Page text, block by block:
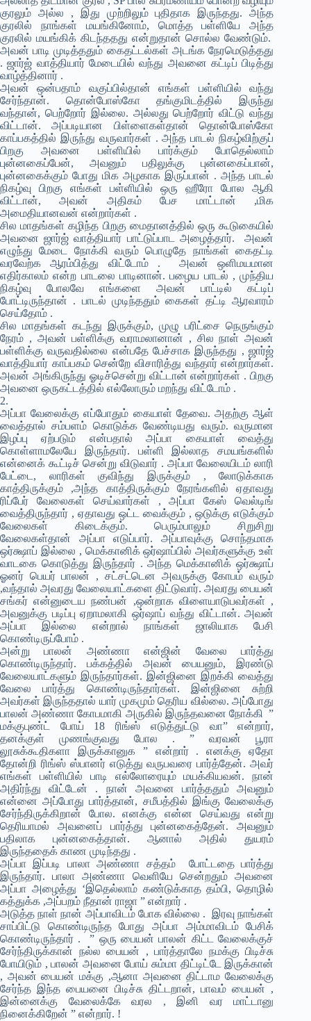
குரலும் அல்ல , இது முற்றிலும் புதிதாக இருந்தது. அந்த
குரலில் நாங்கள் மயங்கினோம், மொத்த பள்ளியே அந்த
குரலில் மயங்கிக் கிடந்ததது என்றுதான் சொல்ல வேண்டும்.
அவன் பாடி முடித்ததும் கைதட்டல்கள் அடங்க நேரமெடுத்தது
. ஜார்ஜ் வாத்தியார் மேடையில் வந்து அவனை கட்டிப் பிடித்து
வாழ்த்தினார் .
அவன் ஒன்பதாம் வகுப்பில்தான் எங்கள் பள்ளியில் வந்து
சேர்ந்தான். தொன்போஸ்கோ தங்குமிடத்தில் இருந்து
வந்தான், பெற்றோர் இல்லை. அல்லது பெற்றோர் விட்டு வந்து
விட்டான். அப்படியான பிள்ளைகள்தான் தொன்போஸ்கோ
காப்பகத்தில் இருந்து வருவார்கள் . அந்த பாடல் நிகழ்விற்குப்
பிறகு அவனை பள்ளியில் பார்க்கும் போதெல்லாம்
புன்னகைப்பேன், அவனும் பதிலுக்கு புன்னகைப்பான்,
புன்னகைக்கும் போது மிக அழகாக இருப்பான் . அந்த பாடல்
நிகழ்வு பிறகு எங்கள் பள்ளியில் ஒரு ஹீரோ போல ஆகி
விட்டான், அவன் அதிகம் பேச மாட்டான் ,மிக
அமைதியானவன் என்றார்கள் .
சில மாதங்கள் கழிந்த பிறகு மைதானத்தில் ஒரு கூடுகையில்
அவனை ஜார்ஜ் வாத்தியார் பாட்டுப்பாட அழைத்தார். அவன்
எழுந்து மேடை நோக்கி வரும் பொழுதே நாங்கள் கைதட்டி
வரவேற்க ஆரம்பித்து விட்டோம் . அவன் ஒளிமயமான
எதிர்காலம் என்ற பாடலை பாடினான். பழைய பாடல் , முந்திய
நிகழ்வு போலவே எங்களை அவன் பாட்டில் கட்டிப்
போட்டிருந்தான் . பாடல் முடிந்ததும் கைகள் தட்டி ஆரவாரம்
செய்தோம் .
சில மாதங்கள் கடந்து இருக்கும், முழு பரிட்சை நெருங்கும்
நேரம் , அவன் பள்ளிக்கு வராமலானான் , சில நாள் அவன்
பள்ளிக்கு வருவதில்லை என்பதே பேச்சாக இருந்தது , ஜார்ஜ்
வாத்தியார் காப்பகம் சென்றே விசாரித்து வந்தார் என்றார்கள்.
அவன் அங்கிருந்து ஓடிச்சென்று விட்டான் என்றார்கள் . பிறகு
அவனை ஒருகட்டத்தில் எல்லோரும் மறந்து விட்டோம் .
2.
அப்பா வேலைக்கு எப்போதும் கையாள் தேவை. அதற்கு ஆள்
வைத்தால் சம்பளம் கொடுக்க வேண்டியது வரும். வருமான
இழப்பு ஏற்படும் என்பதால் அப்பா கையாள் வைத்து
கொள்ளாமலேயே இருந்தார். பள்ளி இல்லாத சமயங்களில்
என்னைக் கூட்டிச் சென்று விடுவார் . அப்பா வேலையிடம் லாரி
பேட்டை, லாரிகள் குவிந்து இருக்கும் , லோடுக்காக
காத்திருக்கும் ,அந்த காத்திருக்கும் நேரங்களில் ஏதாவது
ரிப்பேர் வேலைகள் செய்வார்கள் , அப்பா கேஸ் வெல்டிங்
வைத்திருந்தார் , ஏதாவது ஒட்ட வைக்கும் , ஒடுக்கு எடுக்கும்
வேலைகள் கிடைக்கும். பெரும்பாலும் சிறுசிறு
வேலைகள்தான் அப்பா எடுப்பார். அப்பாவுக்கு சொந்தமாக
ஒர்க்ஷாப் இல்லை , மெக்கானிக் ஒர்ஷாப்பில் அவர்களுக்கு உள்
வாடகை கொடுத்து இருந்தார் . அந்த மெக்கானிக் ஒர்க்ஷாப்
ஓனர் பெயர் பாலன் , சட்சட்டென அவருக்கு கோபம் வரும்
,வந்தால் அவரது வேலையாட்களை திட்டுவார். அவரது பையன்
சங்கர் என்னுடைய நண்பன் ,ஒன்றாக விளையாடுபவர்கள் ,
அவனுக்கு படிப்பு ஏறாமலாகி ஒர்ஷாப் வந்து விட்டான். அவன்
அப்பா இல்லை என்றால் நாங்கள் ஜாலியாக பேசி
கொண்டிருப்போம் .
அன்று பாலன் அண்ணா என்ஜின் வேலை பார்த்து
கொண்டிருந்தார். பக்கத்தில் அவன் பையனும், இரண்டு
வேலையாட்களும் இருந்தார்கள். இன்ஜினை இறக்கி வைத்து
வேலை பார்த்து கொண்டிருந்தார்கள். இன்ஜினை சுற்றி
அவர்கள் இருந்ததால் யார் முகமும் தெரிய வில்லை. அப்போது
பாலன் அண்ணா கோபமாகி அருகில் இருந்தவனை நோக்கி ”
மக்குபுண்ட் போய் 18 ரிங்ஸ் எடுத்துட்டு வா” என்றார்,
தனக்குள் முணங்குவது போல . ” வரவன் பூரா
லூசுக்கூதிகளா இருக்கானுக ” என்றார் . எனக்கு ஏதோ
தோன்றி ரிங்ஸ் ஸ்பானர் எடுத்து வருபவரை பார்த்தேன். அவர்
எங்கள் பள்ளியில் பாடி எல்லோரையும் மயக்கியவன். நான்
அதிர்ந்து விட்டேன் . நான் அவனை பார்த்ததும் அவனும்
என்னை அப்போது பார்த்தான், சமீபத்தில் இங்கு வேலைக்கு
சேர்ந்திருக்கிறான் போல. எனக்கு என்ன செய்வது என்று
தெரியாமல் அவனைப் பார்த்து புன்னகைத்தேன். அவனும்
பதிலாக புன்னகைத்தான். ஆனால் அதில் துயரம்
இருந்ததைக் காண முடிந்தது .
அப்பா இப்படி பாலா அண்ணா சத்தம் போட்டதை பார்த்து
இருந்தார். பாலா அண்ணா வெளியே சென்றதும் அவனை
அப்பா அழைத்து ‘இதெல்லாம் கண்டுக்காத தம்பி, தொழில்
கத்துக்க ,அப்பறம் நீதான் ராஜா ” என்றார் .
அடுத்த நாள் நான் அப்பாவிடம் போக வில்லை . இரவு நாங்கள்
சாப்பிட்டு கொண்டிருந்த போது அப்பா அம்மாவிடம் பேசிக்
கொண்டிருந்தார் . ” ஒரு பையன் பாலன் கிட்ட வேலைக்குச்
சேர்ந்திருக்கான் நல்ல பையன் , பார்த்தாலே நமக்கு பிடிச்சு
போயிடும் , பாலன் அவனை போய் சும்மா திட்டிட்டே இருக்கான்
, அவன் பையன் மக்கு ,ஆனா அவனை திட்டாம வேலைக்கு
சேர்ந்த இந்த பையனை பிடிச்சு திட்டறான், பாவம் பையன் ,
இன்னைக்கு வேலைக்கே வரல , இனி வர மாட்டானு
நினைக்கிறேன் ” என்றார். !